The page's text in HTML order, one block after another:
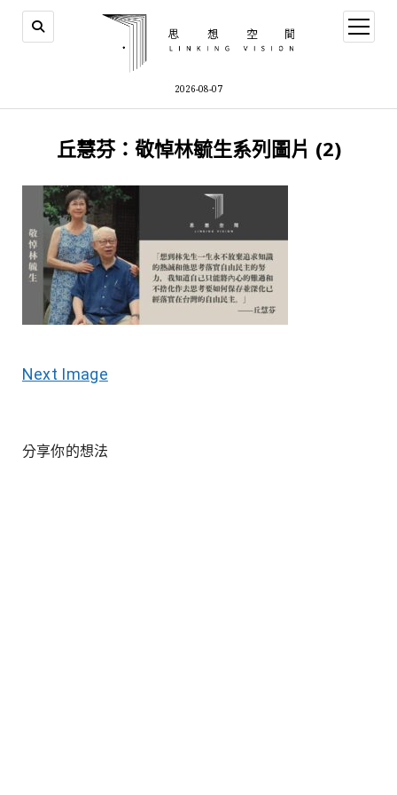
2026-08-07
open
menu
丘慧芬：敬悼林毓生系列圖片 (2)
Next Image
分享你的想法